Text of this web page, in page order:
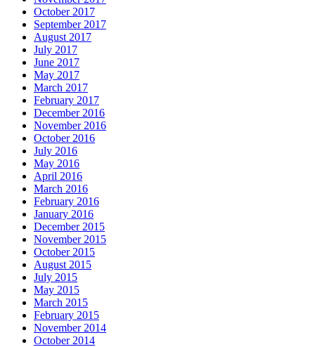
October 2017
September 2017
August 2017
July 2017
June 2017
May 2017
March 2017
February 2017
December 2016
November 2016
October 2016
July 2016
May 2016
April 2016
March 2016
February 2016
January 2016
December 2015
November 2015
October 2015
August 2015
July 2015
May 2015
March 2015
February 2015
November 2014
October 2014